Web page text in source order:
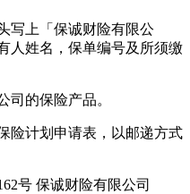
写上「保诚财险有限公
人姓名，保单编号及所须缴
司的保险产品。
险计划申请表，以邮递方式
号 保诚财险有限公司